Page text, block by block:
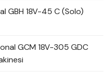
GBH 18V-45 C (Solo)
GCM 18V-305 GDC